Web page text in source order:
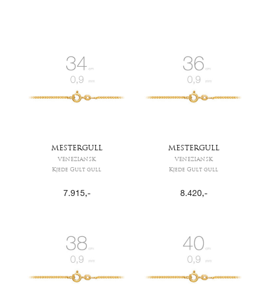
MESTERGULL
VENEZIANSK
Kjede Gult gull
7.915,-
MESTERGULL
VENEZIANSK
Kjede Gult gull
8.420,-